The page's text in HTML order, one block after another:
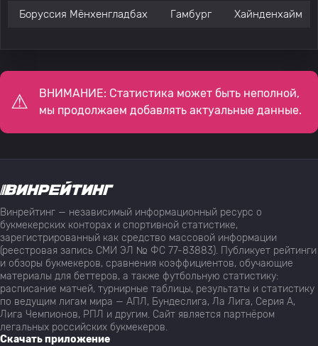
Боруссия Мёнхенгладбах Гамбург Хайнденхайм
ВНИМАНИЕ: Статистика может быть неполной,
мы продолжаем добавлять актуальные данные.
Винрейтинг — независимый информационный ресурс о
букмекерских конторах и спортивной статистике,
зарегистрированный как средство массовой информации
(реестровая запись СМИ ЭЛ № ФС 77-83883). Публикует рейтинги
и обзоры букмекеров, сравнения коэффициентов, обучающие
материалы для беттеров, а также футбольную статистику:
расписание матчей, турнирные таблицы, результаты и статистику
по ведущим лигам мира — АПЛ, Бундеслига, Ла Лига, Серия А,
Лига Чемпионов, РПЛ и другим. Сайт является партнёром
легальных российских букмекеров.
Скачать приложение